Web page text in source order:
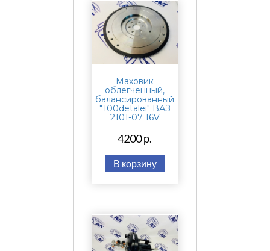
Маховик
облегченный,
балансированный
"100detalei" ВАЗ
2101-07 16V
4200 р.
В корзину